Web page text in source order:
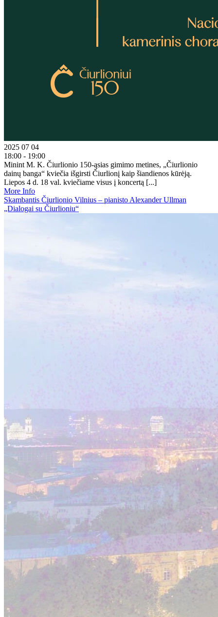
2025 07 04
18:00 - 19:00
Minint M. K. Čiurlionio 150-ąsias gimimo metines, „Čiurlionio
dainų banga“ kviečia išgirsti Čiurlionį kaip šiandienos kūrėją.
Liepos 4 d. 18 val. kviečiame visus į koncertą [...]
More Info
Skambantis Čiurlionio Vilnius – pianisto Alexander Ullman
„Dialogai su Čiurlioniu“